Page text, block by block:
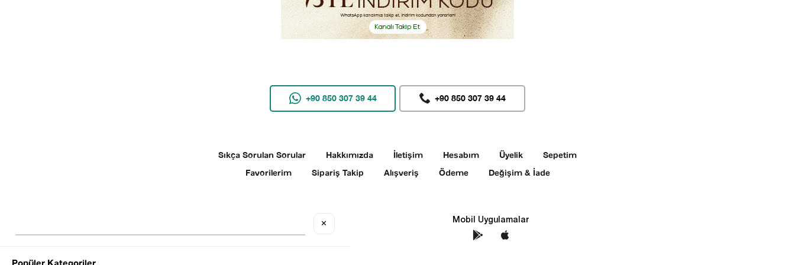
+90 850 307 39 44 +90 850 307 39 44
Sıkça Sorulan Sorular Hakkımızda İletişim Hesabım Üyelik
Sepetim
Favorilerim
Sipariş Takip Alışveriş Ödeme Değişim & İade
Sosyal Medya Mobil Uygulamalar
✕
Popüler Kategoriler